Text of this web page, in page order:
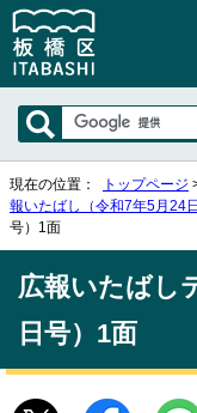
現在の位置： トップページ
報いたばし（令和7年5月24日
号）1面
広報いたばし
日号）1面